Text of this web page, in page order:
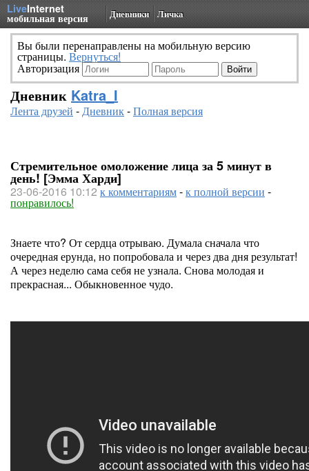
LiveInternet
мобильная версия Дневники Личка
Вы были перенаправлены на мобильную версию
страницы. Вернуться!
Авторизация
Дневник Katra_I
Лента друзей -Дневник-Полная версия
Стремительное омоложение лица за 5 минут в
день! [Эмма Харди]
23-06-2016 10:12 к комментариям-к полной версии -
понравилось!
Знаете что? От сердца отрываю. Думала сначала что
очередная ерунда, но попробовала и через два дня результат!
А через неделю сама себя не узнала. Снова молодая и
прекрасная... Обыкновенное чудо.